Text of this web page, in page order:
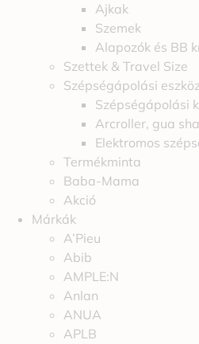
Ajkak
Szemek
Alapozók és BB
Szettek & Travel Size
Szépségápolási
Szépségápolási
Arcroller, gua sha
Elektromos
Termékminta
Baba-Mama
Akció
Márkák
A’Pieu
Abib
AMPLE:N
Anlan
ANUA
APLB